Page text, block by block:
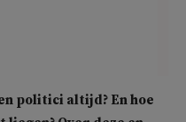
politici altijd? En hoe